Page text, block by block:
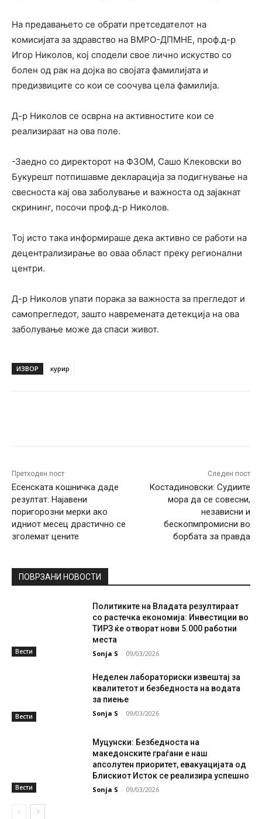
На предавањето се обрати претседателот на
комисијата за здравство на ВМРО-ДПМНЕ, проф.д-р
Игор Николов, кој сподели свое лично искуство со
болен од рак на дојка во својата фамилијата и
предизвиците со кои се соочува цела фамилија.
Д-р Николов се осврна на активностите кои се
реализираат на ова поле.
-Заедно со директорот на ФЗОМ, Сашо Клековски во
Букурешт потпишавме декларација за подигнување на
свесноста кај ова заболување и важноста од зајакнат
скрининг, посочи проф.д-р Николов.
Тој исто така информираше дека активно се работи на
децентрализирање во оваа област преку регионални
центри.
Д-р Николов упати порака за важноста за прегледот и
самопрегледот, зашто навремената детекција на ова
заболување може да спаси живот.
ИЗВОР курир
Претходен пост
Есенската кошничка даде
резултат: Најавени
поригорозни мерки ако
идниот месец драстично се
зголемат цените
Следен пост
Костадиновски: Судиите
мора да се совесни,
независни и
бескопмпромисни во
борбата за правда
ПОВРЗАНИ НОВОСТИ
Вести
Политиките на Владата резултираат
со растечка економија: Инвестиции во
ТИРЗ ќе отворат нови 5.000 работни
места
Sonja S - 09/03/2026
Вести
Неделен лабораториски извештај за
квалитетот и безбедноста на водата
за пиење
Sonja S - 09/03/2026
Вести
Муцунски: Безбедноста на
македонските граѓани е наш
апсолутен приоритет, евакуацијата од
Блискиот Исток се реализира успешно
Sonja S - 09/03/2026